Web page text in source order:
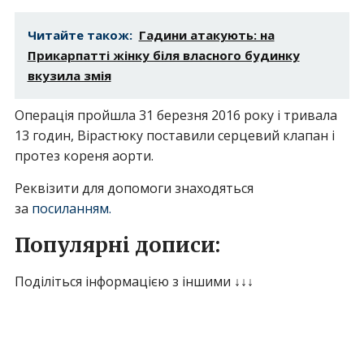
Читайте також: Гадини атакують: на
Прикарпатті жінку біля власного будинку
вкузила змія
Операція пройшла 31 березня 2016 року і тривала
13 годин, Вірастюку поставили серцевий клапан і
протез кореня аорти.
Реквізити для допомоги знаходяться
за посиланням.
Популярні дописи:
Поділіться інформацією з іншими ↓↓↓